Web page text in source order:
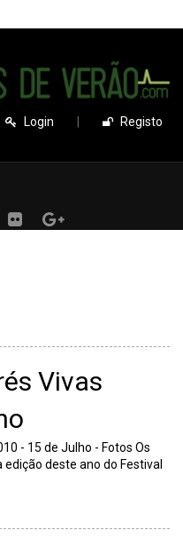
Login Registo
Vivas
- 15 de Julho - Fotos Os
deste ano do Festival